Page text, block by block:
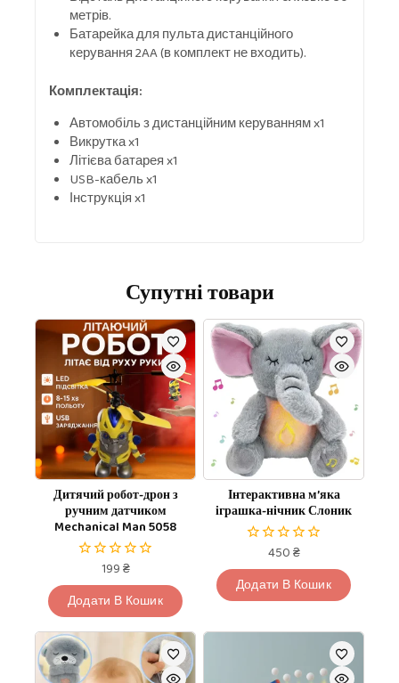
метрів.
Батарейка для пульта дистанційного
керування 2AA (в комплект не входить).
Комплектація:
Автомобіль з дистанційним керуванням x1
Викрутка x1
Літієва батарея x1
USB-кабель x1
Інструкція x1
Супутні товари
Дитячий робот-дрон з
ручним датчиком
Mechanical Man 5058
з
5
199₴
Додати В Кошик
Інтерактивна м’яка
іграшка-нічник Слоник
з
5
450₴
Додати В Кошик